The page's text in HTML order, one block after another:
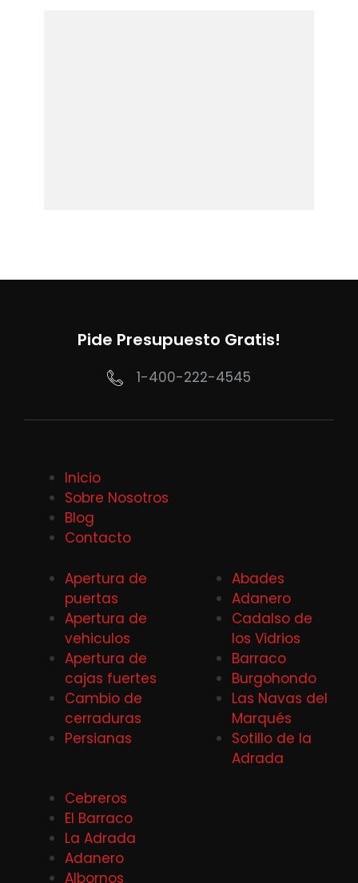
Pide Presupuesto Gratis!
1-400-222-4545
Inicio
Sobre Nosotros
Blog
Contacto
Apertura de
puertas
Apertura de
vehiculos
Apertura de
cajas fuertes
Cambio de
cerraduras
Persianas
Abades
Adanero
Cadalso de
los Vidrios
Barraco
Burgohondo
Las Navas del
Marqués
Sotillo de la
Adrada
Cebreros
El Barraco
La Adrada
Adanero
Albornos